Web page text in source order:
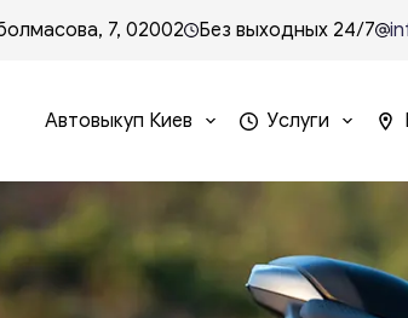
7, 02002 Без выходных 24/7
Автовыкуп Киев Услуги